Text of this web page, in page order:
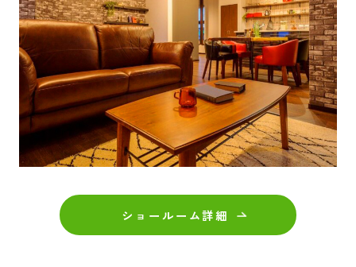
ショールーム詳細